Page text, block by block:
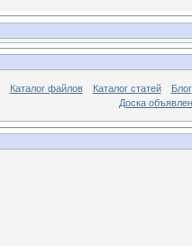
Каталог файлов Каталог статей
Блог
Доска